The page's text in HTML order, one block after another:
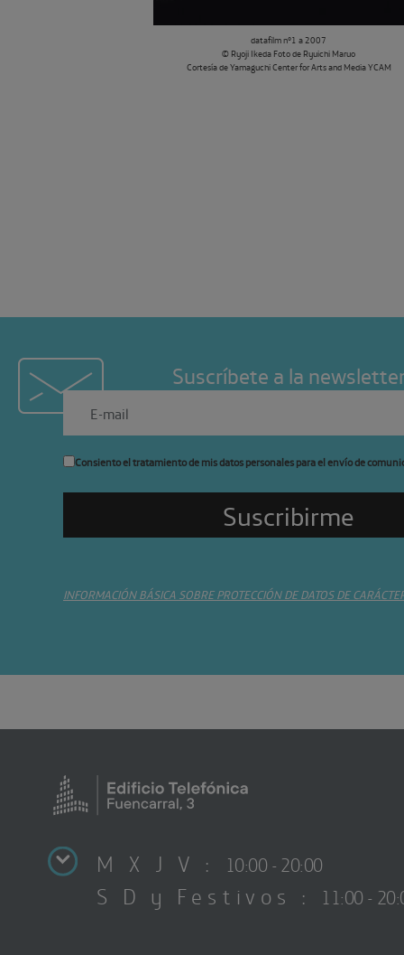
datafilm nº1 a 2007
© Ryoji Ikeda Foto de Ryuichi Maruo
Cortesía de Yamaguchi Center for Arts and Media YCAM
Suscríbete a la
Consiento el tratamiento de mis datos personales para el envío de
INFORMACIÓN BÁSICA SOBRE PROTECCIÓN DE DATOS DE
M X J V : 10:00 - 20:00
S D y Festivos : 11:00 -